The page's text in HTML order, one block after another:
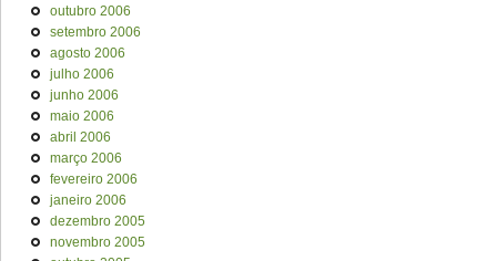
outubro 2006
setembro 2006
agosto 2006
julho 2006
junho 2006
maio 2006
abril 2006
março 2006
fevereiro 2006
janeiro 2006
dezembro 2005
novembro 2005